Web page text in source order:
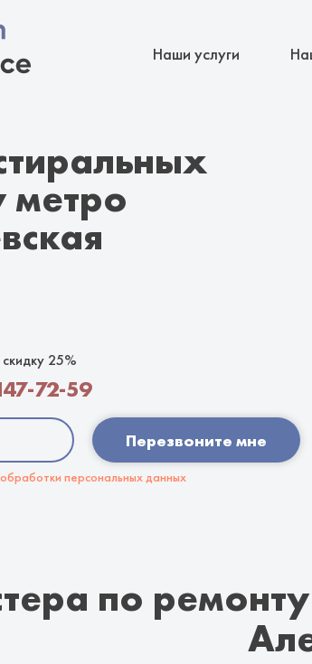
Наши услуги
Перезвоните мне
обработки персональных данных
72-59
25%
по